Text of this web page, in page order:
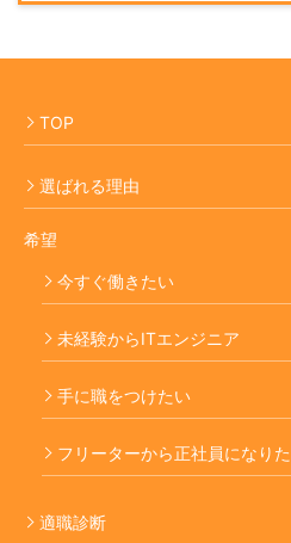
TOP
選ばれる理由
希望
今すぐ働きたい
未経験からITエンジニア
手に職をつけたい
フリーターから正社員になり
適職診断